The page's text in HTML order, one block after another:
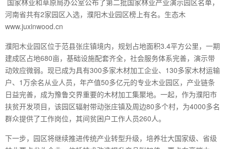
国家林业和草原局办公室公布了第二批国家林业产业演示园区名单，
河南省共有2家园区入选，濮阳木业园区榜上有名。生态木
www.juxinwood.cn
濮阳木业园区位于范县张庄镇境内，规划占地面积3.4平方公里，一期
建成区占地680亩，基础设施配套齐全，社会服务体系完善，演示带
动效应微弱。现已成为具有300多家木材加工企业、130多家木材运输
户、1万余名从业人员，年产值50多亿元的专业木业园区，产业链条
日益完善，成为豫鲁交界重要的木材加工集聚地。一起，作为濮阳市
扶贫开发项目，该园区辐射带动张庄镇及周边80多个村，为4000多名
群众提供了工作岗位，其间贫困户工作人员260人。
下一步，园区将继续推进传统产业转型升级，培养壮大国家级、省级